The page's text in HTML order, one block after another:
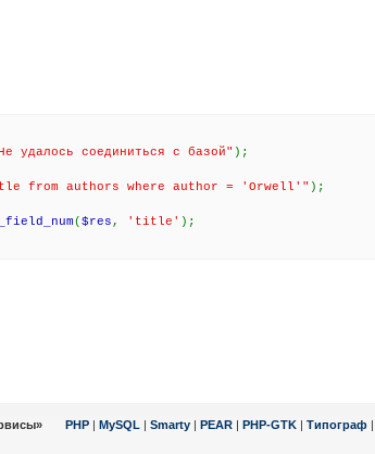
удалось соединиться с базой" );
from authors where author = 'Orwell'" );
($res , 'title' );
PHP| MySQL | Smarty| PEAR| PHP-GTK| Типограф|